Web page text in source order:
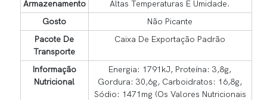
Armazenamento
Altas Temperaturas E Umidade.
Gosto
Não Picante
Pacote De
Transporte
Caixa De Exportação Padrão
Informação
Nutricional
Energia: 1791kJ, Proteína: 3,8g,
Gordura: 30,6g, Carboidratos: 16,8g,
Sódio: 1471mg (Os Valores Nutricionais